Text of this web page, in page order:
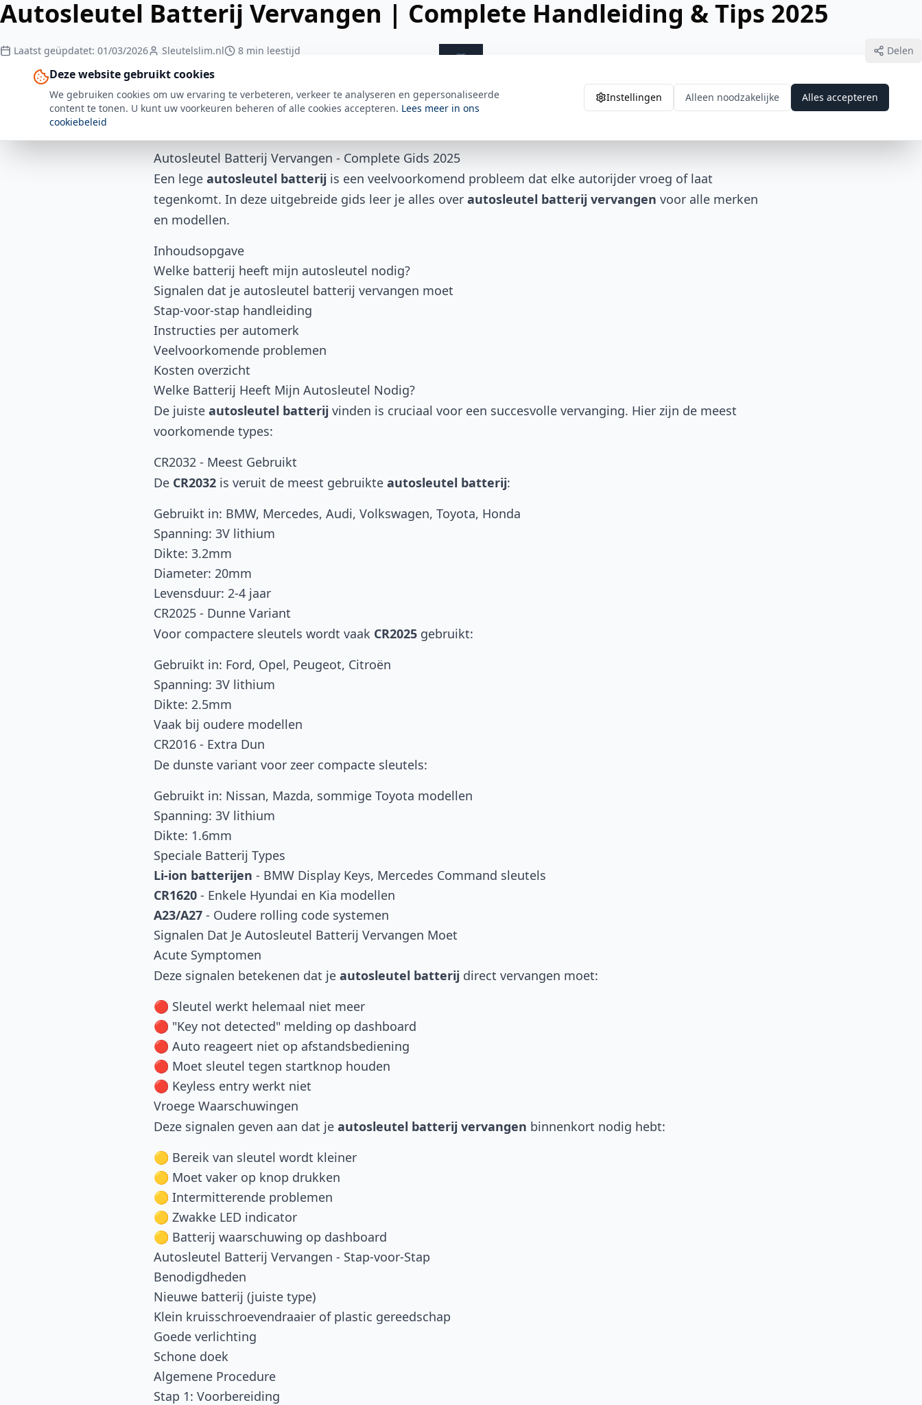
Autosleutel Batterij Vervangen | Complete Handleiding & Tips 2025
Laatst geüpdatet: 01/03/2026 Sleutelslim.nl 8 min leestijd Delen
Autosleutel Batterij Vervangen - Complete Gids 2025
Een lege autosleutel batterij is een veelvoorkomend probleem dat elke autorijder vroeg of laat
tegenkomt. In deze uitgebreide gids leer je alles over autosleutel batterij vervangen voor alle merken
en modellen.
Inhoudsopgave
Welke batterij heeft mijn autosleutel nodig?
Signalen dat je autosleutel batterij vervangen moet
Stap-voor-stap handleiding
Instructies per automerk
Veelvoorkomende problemen
Kosten overzicht
Welke Batterij Heeft Mijn Autosleutel Nodig?
De juiste autosleutel batterij vinden is cruciaal voor een succesvolle vervanging. Hier zijn de meest
voorkomende types:
CR2032 - Meest Gebruikt
De CR2032 is veruit de meest gebruikte autosleutel batterij:
Gebruikt in: BMW, Mercedes, Audi, Volkswagen, Toyota, Honda
Spanning: 3V lithium
Dikte: 3.2mm
Diameter: 20mm
Levensduur: 2-4 jaar
CR2025 - Dunne Variant
Voor compactere sleutels wordt vaak CR2025 gebruikt:
Gebruikt in: Ford, Opel, Peugeot, Citroën
Spanning: 3V lithium
Dikte: 2.5mm
Vaak bij oudere modellen
CR2016 - Extra Dun
De dunste variant voor zeer compacte sleutels:
Gebruikt in: Nissan, Mazda, sommige Toyota modellen
Spanning: 3V lithium
Dikte: 1.6mm
Speciale Batterij Types
Li-ion batterijen - BMW Display Keys, Mercedes Command sleutels
CR1620 - Enkele Hyundai en Kia modellen
A23/A27 - Oudere rolling code systemen
Signalen Dat Je Autosleutel Batterij Vervangen Moet
Acute Symptomen
Deze signalen betekenen dat je autosleutel batterij direct vervangen moet:
🔴 Sleutel werkt helemaal niet meer
🔴 "Key not detected" melding op dashboard
🔴 Auto reageert niet op afstandsbediening
🔴 Moet sleutel tegen startknop houden
🔴 Keyless entry werkt niet
Vroege Waarschuwingen
Deze signalen geven aan dat je autosleutel batterij vervangen binnenkort nodig hebt:
🟡 Bereik van sleutel wordt kleiner
🟡 Moet vaker op knop drukken
🟡 Intermitterende problemen
🟡 Zwakke LED indicator
🟡 Batterij waarschuwing op dashboard
Autosleutel Batterij Vervangen - Stap-voor-Stap
Benodigdheden
Nieuwe batterij (juiste type)
Klein kruisschroevendraaier of plastic gereedschap
Goede verlichting
Schone doek
Algemene Procedure
Stap 1: Voorbereiding
Deze website gebruikt cookies
We gebruiken cookies om uw ervaring te verbeteren, verkeer te analyseren en gepersonaliseerde
content te tonen. U kunt uw voorkeuren beheren of alle cookies accepteren. Lees meer in ons
cookiebeleid
Instellingen Alleen noodzakelijke Alles accepteren